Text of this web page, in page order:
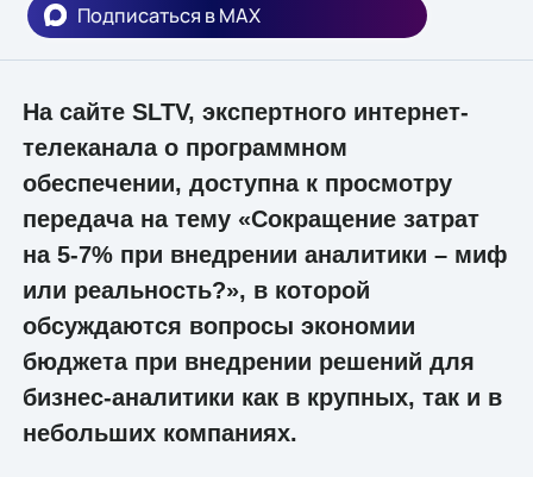
Подписаться в MAX
На сайте SLTV, экспертного интернет-
телеканала о программном
обеспечении, доступна к просмотру
передача на тему «Сокращение затрат
на 5-7% при внедрении аналитики – миф
или реальность?», в которой
обсуждаются вопросы экономии
бюджета при внедрении решений для
бизнес-аналитики как в крупных, так и в
небольших компаниях.